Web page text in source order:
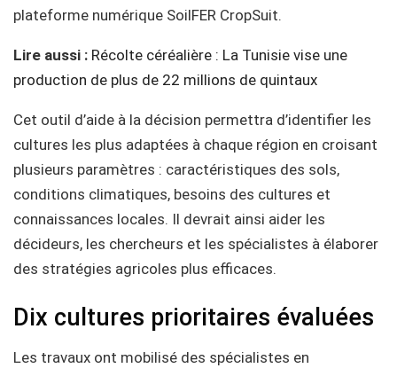
plateforme numérique SoilFER CropSuit.
Lire aussi : Récolte céréalière : La Tunisie vise une
production de plus de 22 millions de quintaux
Cet outil d’aide à la décision permettra d’identifier les
cultures les plus adaptées à chaque région en croisant
plusieurs paramètres : caractéristiques des sols,
conditions climatiques, besoins des cultures et
connaissances locales. Il devrait ainsi aider les
décideurs, les chercheurs et les spécialistes à élaborer
des stratégies agricoles plus efficaces.
Dix cultures prioritaires évaluées
Les travaux ont mobilisé des spécialistes en